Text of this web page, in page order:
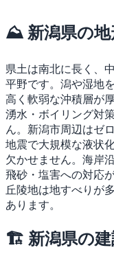
⛰ 新潟県の地
県土は南北に長く、
平野です。潟や湿地
高く軟弱な沖積層が
湧水・ボイリング対
ん。新潟市周辺はゼ
地震で大規模な液状
欠かせません。海岸
飛砂・塩害への対応
丘陵地は地すべりが
あります。
🏗 新潟県の建